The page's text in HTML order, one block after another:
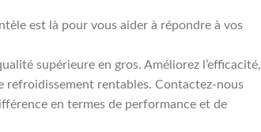
est là pour vous aider à répondre à vos
supérieure en gros. Améliorez l’efficacité,
refroidissement rentables. Contactez-nous
en termes de performance et de